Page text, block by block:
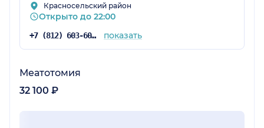
Красносельский район
Открыто до 22:00
+7 (812) 603-60-42 показать
Меатотомия
32 100 ₽